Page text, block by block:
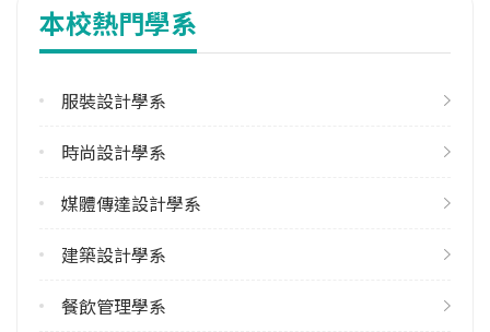
1
113學年度下學期
學系電話
學系地址
本校熱門學系
服裝設計學系
時尚設計學系
媒體傳達設計學系
建築設計學系
餐飲管理學系